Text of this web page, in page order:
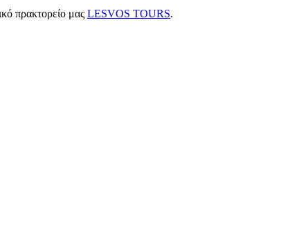
πρακτορείο μας LESVOS TOURS.